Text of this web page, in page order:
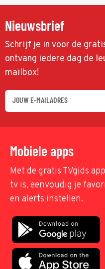
Nieuwsbrief
Schrijf je in voor de
ontvang iedere dag de
mailbox!
Mobiele apps
Met de gratis TVgids
tv is, eenvoudig je
en alerts instellen.